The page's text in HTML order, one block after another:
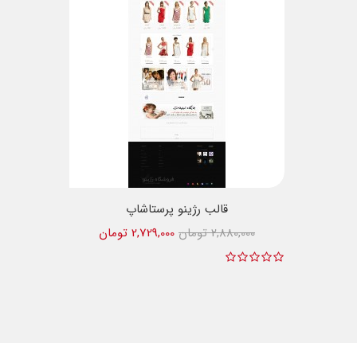
قالب رژینو پرستاشاپ
2,729,000 تومان
2,880,000 تومان